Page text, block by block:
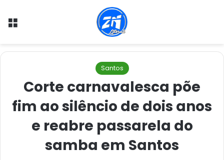
Menu
Santos
Corte carnavalesca põe
fim ao silêncio de dois anos
e reabre passarela do
samba em Santos